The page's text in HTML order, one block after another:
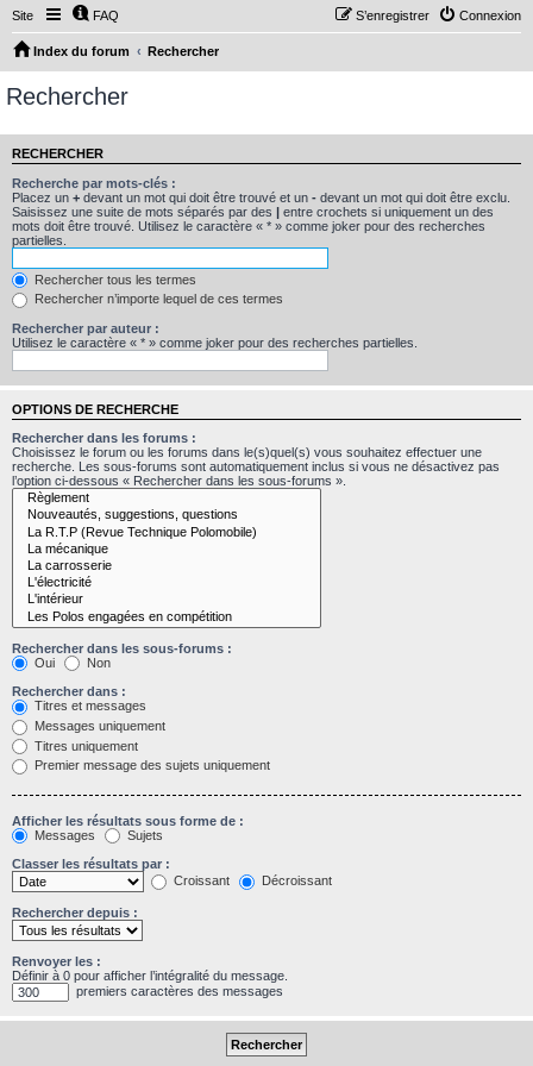
Site FAQ Connexion
S’enregistrer
Index du forum Rechercher
Rechercher
RECHERCHER
Recherche par mots-clés :
Placez un + devant un mot qui doit être trouvé et un - devant un mot qui doit être exclu.
Saisissez une suite de mots séparés par des | entre crochets si uniquement un des
mots doit être trouvé. Utilisez le caractère « * » comme joker pour des recherches
partielles.
Rechercher tous les termes
Rechercher n’importe lequel de ces termes
Rechercher par auteur :
Utilisez le caractère « * » comme joker pour des recherches partielles.
OPTIONS DE RECHERCHE
Rechercher dans les forums :
Choisissez le forum ou les forums dans le(s)quel(s) vous souhaitez effectuer une
recherche. Les sous-forums sont automatiquement inclus si vous ne désactivez pas
l’option ci-dessous « Rechercher dans les sous-forums ».
Rechercher dans les sous-forums :
Oui
Non
Rechercher dans :
Titres et messages
Messages uniquement
Titres uniquement
Premier message des sujets uniquement
Afficher les résultats sous forme de :
Messages
Sujets
Classer les résultats par :
Croissant
Décroissant
Rechercher depuis :
Renvoyer les :
Définir à 0 pour afficher l’intégralité du message.
premiers caractères des messages